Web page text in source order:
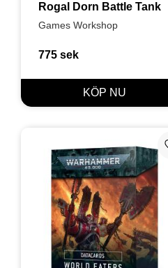
Rogal Dorn Battle Tank
Games Workshop
775 sek